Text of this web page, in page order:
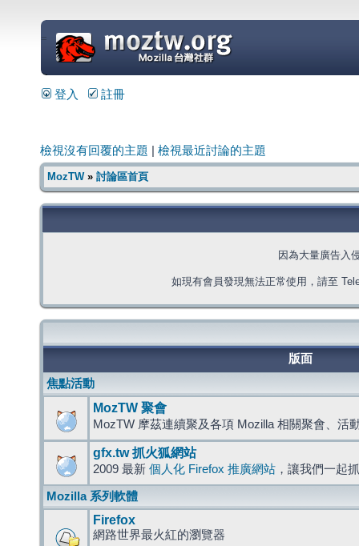
=
登入 註冊
檢視沒有回覆的主題 檢視最近討論的主題
MozTW» 討論區首頁
因為大量廣告入
如現有會員發現無法正常使用，請至
版面
焦點活動
MozTW 聚會
MozTW 摩茲連續聚及各項 Mozilla 相關聚會、活
gfx.tw 抓火狐網站
2009 最新 個人化 Firefox 推廣網站 ，讓我們一起
Mozilla 系列軟體
Firefox
網路世界最火紅的瀏覽器